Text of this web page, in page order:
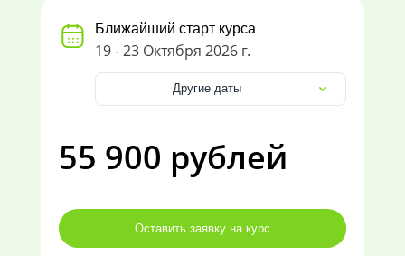
Ближайший старт курса
19 - 23 Октября 2026 г.
Другие даты
55 900 рублей
Оставить заявку на курс